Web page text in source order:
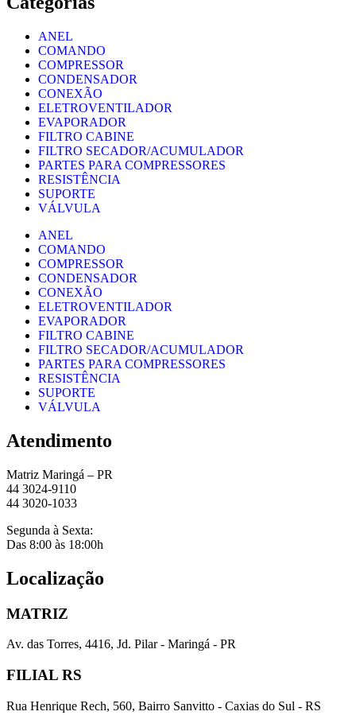
ANEL
COMANDO
COMPRESSOR
CONDENSADOR
CONEXÃO
ELETROVENTILADOR
EVAPORADOR
FILTRO CABINE
FILTRO SECADOR/ACUMULADOR
PARTES PARA COMPRESSORES
RESISTÊNCIA
SUPORTE
VÁLVULA
ANEL
COMANDO
COMPRESSOR
CONDENSADOR
CONEXÃO
ELETROVENTILADOR
EVAPORADOR
FILTRO CABINE
FILTRO SECADOR/ACUMULADOR
PARTES PARA COMPRESSORES
RESISTÊNCIA
SUPORTE
VÁLVULA
Atendimento
Matriz Maringá – PR
44 3024-9110
44 3020-1033
Segunda à Sexta:
Das 8:00 às 18:00h
Localização
MATRIZ
Av. das Torres, 4416, Jd. Pilar - Maringá - PR
FILIAL RS
Rua Henrique Rech, 560, Bairro Sanvitto - Caxias do Sul - RS